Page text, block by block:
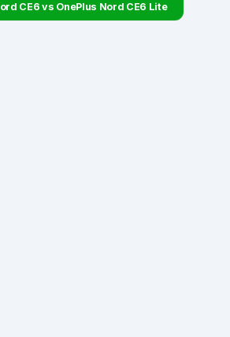
CE6 vs OnePlus Nord CE6 Lite